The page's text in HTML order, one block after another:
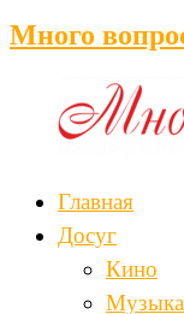
Много
Главная
Досуг
Кино
Музыка